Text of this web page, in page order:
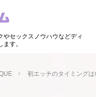
やセックスノウハウなどディ
す。
初エッチのタイミング